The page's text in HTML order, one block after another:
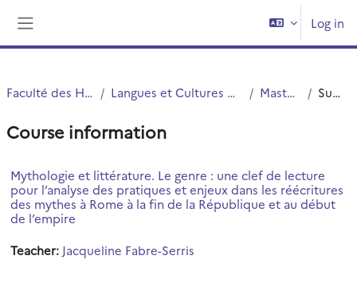
Log in
Faculté des Humanités Langues et Cultures Antiques (LCA) Master LCA Summary
Course information
Mythologie et littérature. Le genre : une clef de lecture
pour l’analyse des pratiques et enjeux dans les réécritures
des mythes à Rome à la fin de la République et au début
de l’empire
Teacher: Jacqueline Fabre-Serris